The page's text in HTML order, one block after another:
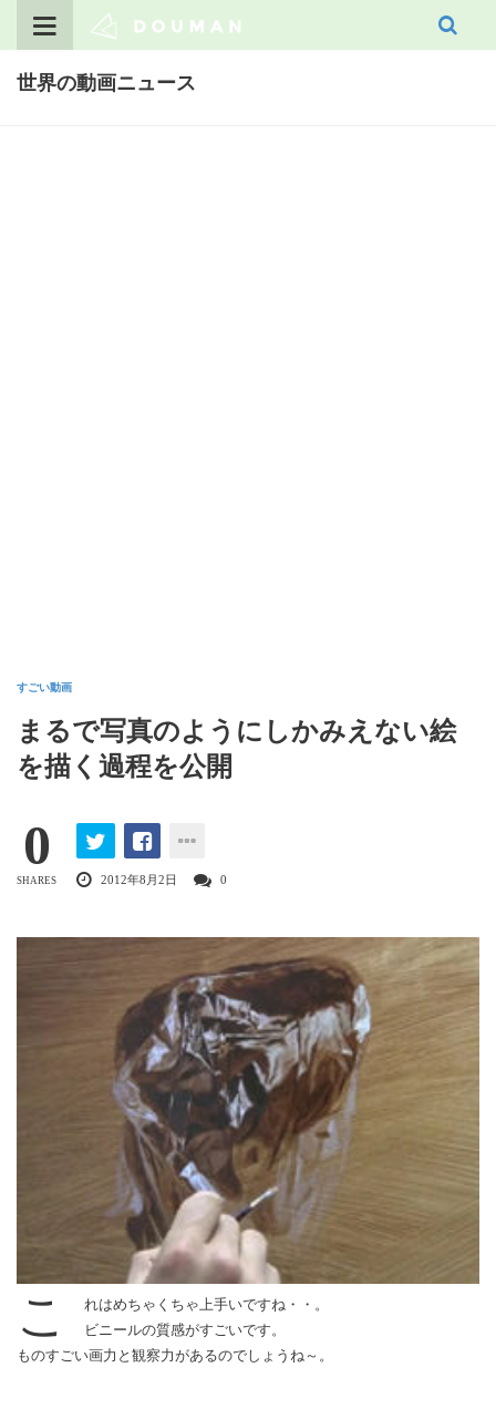
世界の動画ニュース
すごい動画
まるで写真のようにしかみえない絵
を描く過程を公開
0
SHARES 2012年8月2日 0
こ
れはめちゃくちゃ上手いですね・・。
ビニールの質感がすごいです。
ものすごい画力と観察力があるのでしょうね～。